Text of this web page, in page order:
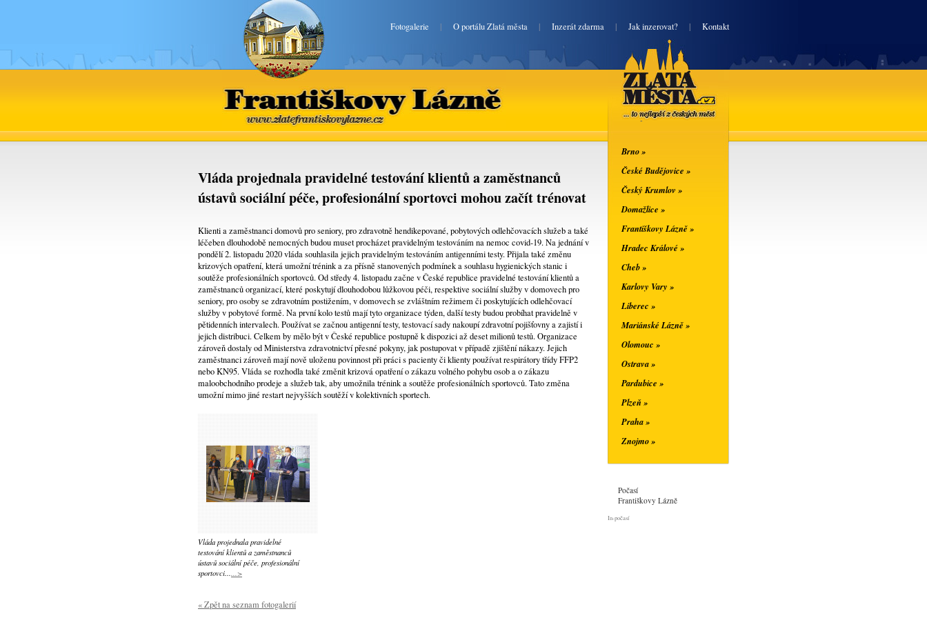
Fotogalerie | O portálu Zlatá města | Inzerát zdarma | Jak inzerovat? | Kontakt
www.zlatefrantiskovylazne.cz
Vláda projednala pravidelné testování klientů a zaměstnanců
ústavů sociální péče, profesionální sportovci mohou začít trénovat
Klienti a zaměstnanci domovů pro seniory, pro zdravotně hendikepované, pobytových odlehčovacích služeb a také
léčeben dlouhodobě nemocných budou muset procházet pravidelným testováním na nemoc covid-19. Na jednání v
pondělí 2. listopadu 2020 vláda souhlasila jejich pravidelným testováním antigenními testy. Přijala také změnu
krizových opatření, která umožní trénink a za přísně stanovených podmínek a souhlasu hygienických stanic i
soutěže profesionálních sportovců. Od středy 4. listopadu začne v České republice pravidelné testování klientů a
zaměstnanců organizací, které poskytují dlouhodobou lůžkovou péči, respektive sociální služby v domovech pro
seniory, pro osoby se zdravotním postižením, v domovech se zvláštním režimem či poskytujících odlehčovací
služby v pobytové formě. Na první kolo testů mají tyto organizace týden, další testy budou probíhat pravidelně v
pětidenních intervalech. Používat se začnou antigenní testy, testovací sady nakoupí zdravotní pojišťovny a zajistí i
jejich distribuci. Celkem by mělo být v České republice postupně k dispozici až deset milionů testů. Organizace
zároveň dostaly od Ministerstva zdravotnictví přesné pokyny, jak postupovat v případě zjištění nákazy. Jejich
zaměstnanci zároveň mají nově uloženu povinnost při práci s pacienty či klienty používat respirátory třídy FFP2
nebo KN95. Vláda se rozhodla také změnit krizová opatření o zákazu volného pohybu osob a o zákazu
maloobchodního prodeje a služeb tak, aby umožnila trénink a soutěže profesionálních sportovců. Tato změna
umožní mimo jiné restart nejvyšších soutěží v kolektivních sportech.
Vláda projednala pravidelné
testování klientů a zaměstnanců
ústavů sociální péče, profesionální
sportovci......>
« Zpět na seznam fotogalerií
Zlatá města
... to nejlepší z
českých měst
Brno »
České Budějovice »
Český Krumlov »
Domažlice »
Františkovy Lázně »
Hradec Králové »
Cheb »
Karlovy Vary »
Liberec »
Mariánské Lázně »
Olomouc »
Ostrava »
Pardubice »
Plzeň »
Praha »
Znojmo »
Počasí
Františkovy Lázně
In-počasí